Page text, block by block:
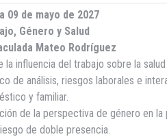
09 de mayo de 2027
Género y Salud
Mateo Rodríguez
la influencia del trabajo sobre la
de análisis, riesgos laborales e
y familiar.
de la perspectiva de género en la
de doble presencia.